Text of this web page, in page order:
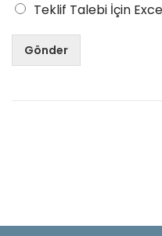
Teklif Talebi İçin
Gönder